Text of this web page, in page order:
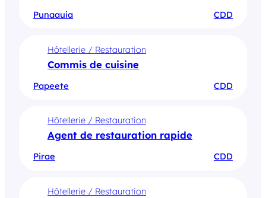
Punaauia CDD
Hôtellerie / Restauration
Commis de cuisine
Papeete CDD
Hôtellerie / Restauration
Agent de restauration rapide
Pirae CDD
Hôtellerie / Restauration